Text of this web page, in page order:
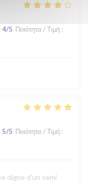
4/5 Ποιότητα / Τιμή :
5/5 Ποιότητα / Τιμή :
digne d'un semi